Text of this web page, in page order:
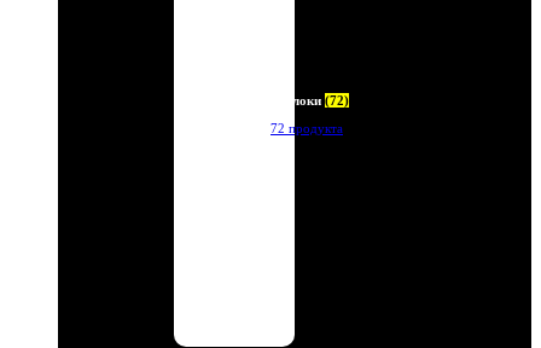
Брелоки (72)
72 продукта